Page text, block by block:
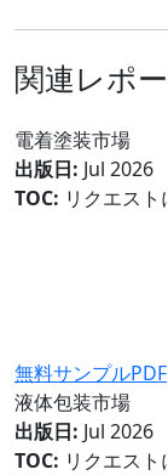
関連レポ
電着塗装市場
出版日: Jul 2026
TOC: リクエス
無料サンプルPDF
液体包装市場
出版日: Jul 2026
TOC: リクエス